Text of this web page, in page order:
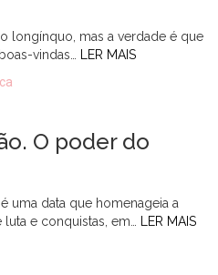
longínquo, mas a verdade é que
vindas…
LER MAIS
O poder do
uma data que homenageia a
e conquistas, em…
LER MAIS